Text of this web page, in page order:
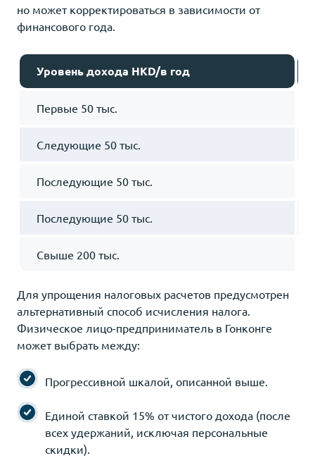
но может корректироваться в зависимости от
финансового года.
Уровень дохода HKD/в год
Первые 50 тыс.
Следующие 50 тыс.
Последующие 50 тыс.
Последующие 50 тыс.
Свыше 200 тыс.
Для упрощения налоговых расчетов предусмотрен
альтернативный способ исчисления налога.
Физическое лицо-предприниматель в Гонконге
может выбрать между:
Прогрессивной шкалой, описанной выше.
Единой ставкой 15% от чистого дохода (после
всех удержаний, исключая персональные
скидки).